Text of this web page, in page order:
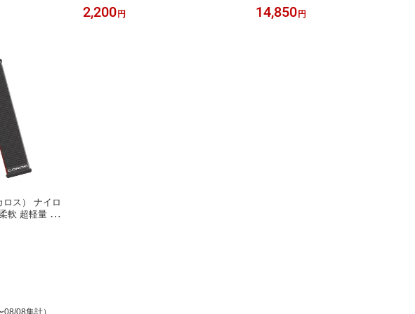
抗菌 心拍センサー 専用
2,200円
ンニングフォーム解析デバイス ラン
ニングセンサー COROSウォッチ対応
14,850円
ス） ナイロ
軟 超軽量 抗
08集計）